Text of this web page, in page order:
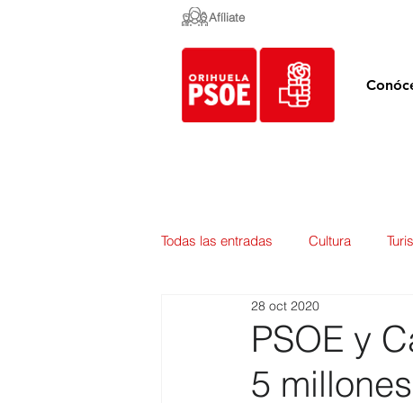
Afíliate
Todas las entradas Cultura
Empleo y Contratación
Urbanismo Mercados
PSOE y
5
28 oct 2020